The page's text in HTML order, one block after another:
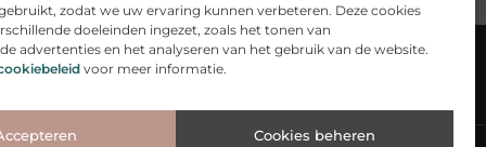
zodat we uw ervaring kunnen verbeteren. Deze cookies
doeleinden ingezet, zoals het tonen van
advertenties en het analyseren van het gebruik van de website.
voor meer informatie.
Cookies beheren
Website index Cookiebeleid (EU)
Ontdek hoe jij online inkomsten kunt genereren